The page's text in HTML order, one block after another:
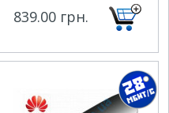
839.00 грн.